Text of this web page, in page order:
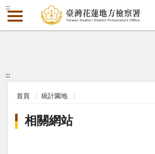
:::
:::
首頁 統計園地
相關網站